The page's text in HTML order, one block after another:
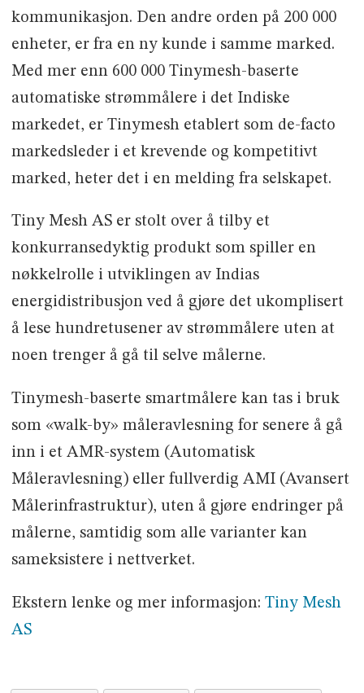
kommunikasjon. Den andre orden på 200 000
enheter, er fra en ny kunde i samme marked.
Med mer enn 600 000 Tinymesh-baserte
automatiske strømmålere i det Indiske
markedet, er Tinymesh etablert som de-facto
markedsleder i et krevende og kompetitivt
marked, heter det i en melding fra selskapet.
Tiny Mesh AS er stolt over å tilby et
konkurransedyktig produkt som spiller en
nøkkelrolle i utviklingen av Indias
energidistribusjon ved å gjøre det ukomplisert
å lese hundretusener av strømmålere uten at
noen trenger å gå til selve målerne.
Tinymesh-baserte smartmålere kan tas i bruk
som «walk-by» måleravlesning for senere å gå
inn i et AMR-system (Automatisk
Måleravlesning) eller fullverdig AMI (Avansert
Målerinfrastruktur), uten å gjøre endringer på
målerne, samtidig som alle varianter kan
sameksistere i nettverket.
Ekstern lenke og mer informasjon: Tiny Mesh
AS